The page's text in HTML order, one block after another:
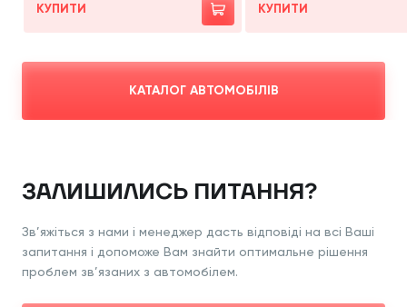
КУПИТИ КУПИТИ
КАТАЛОГ АВТОМОБІЛІВ
ЗАЛИШИЛИСЬ ПИТАННЯ?
Зв’яжіться з нами і менеджер дасть відповіді на всі Ваші
запитання і допоможе Вам знайти оптимальне рішення
проблем зв’язаних з автомобілем.